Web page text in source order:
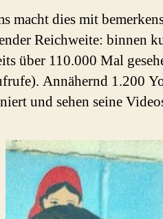
macht dies mit
Reichweite: binnen
über 110.000 Mal
Annähernd 1.200
und sehen seine